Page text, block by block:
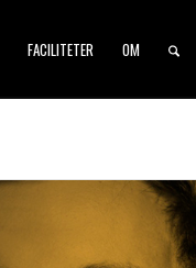
FACILITETER OM